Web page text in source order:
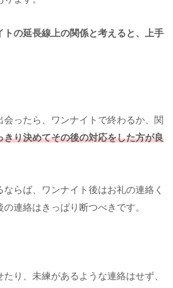
トの延長線上の関係と考えると、上手
会ったら、ワンナイトで終わるか、関
きり決めてその後の対応をした方が良
ならば、ワンナイト後はお礼の連絡く
連絡はきっぱり断つべきです。
り、未練があるような連絡はせず、